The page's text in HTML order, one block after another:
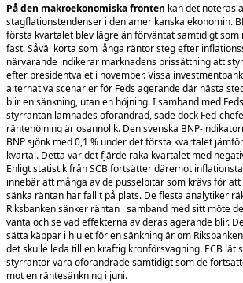
På den makroekonomiska fronten kan det noteras
stagflationstendenser i den amerikanska ekonomin.
första kvartalet blev lägre än förväntat samtidigt
fast. Såväl korta som långa räntor steg efter
närvarande indikerar marknadens prissättning att
efter presidentvalet i november. Vissa
alternativa scenarier för Feds agerande där nästa
blir en sänkning, utan en höjning.I samband med
styrräntan lämnades oförändrad, sade dock Fed-
räntehöjning är osannolik. Den svenska BNP-
BNP sjönk med 0,1 % under det första kvartalet
kvartal. Detta var det fjärde raka kvartalet med
Enligt statistik från SCB fortsätter däremot
innebär att många av de pusselbitar som krävs för att
sänka räntan har fallit på plats. De flesta analytiker
Riksbanken sänker räntan i samband med sitt möte
vänta och se vad effekterna av deras agerande blir.
sätta käppar i hjulet för en sänkning är om
det skulle leda till en kraftig kronförsvagning. ECB lät
styrräntor vara oförändrade samtidigt som de
mot en räntesänkning i juni.